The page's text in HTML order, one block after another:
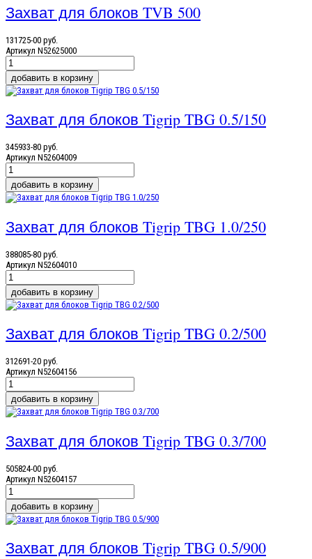
Захват для блоков TVB 500
131725-00 руб.
Артикул N52625000
Захват для блоков Tigrip TBG 0.5/150
345933-80 руб.
Артикул N52604009
Захват для блоков Tigrip TBG 1.0/250
388085-80 руб.
Артикул N52604010
Захват для блоков Tigrip TBG 0.2/500
312691-20 руб.
Артикул N52604156
Захват для блоков Tigrip TBG 0.3/700
505824-00 руб.
Артикул N52604157
Захват для блоков Tigrip TBG 0.5/900